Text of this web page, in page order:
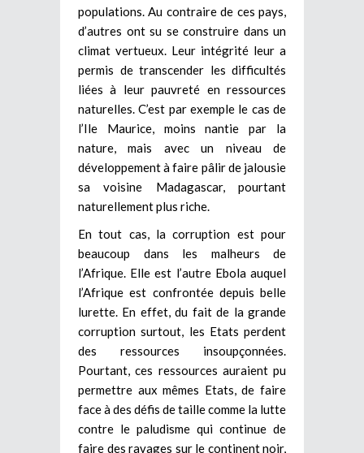
populations. Au contraire de ces pays,
d’autres ont su se construire dans un
climat vertueux. Leur intégrité leur a
permis de transcender les difficultés
liées à leur pauvreté en ressources
naturelles. C’est par exemple le cas de
l’Ile Maurice, moins nantie par la
nature, mais avec un niveau de
développement à faire pâlir de jalousie
sa voisine Madagascar, pourtant
naturellement plus riche.
En tout cas, la corruption est pour
beaucoup dans les malheurs de
l’Afrique. Elle est l’autre Ebola auquel
l’Afrique est confrontée depuis belle
lurette. En effet, du fait de la grande
corruption surtout, les Etats perdent
des ressources insoupçonnées.
Pourtant, ces ressources auraient pu
permettre aux mêmes Etats, de faire
face à des défis de taille comme la lutte
contre le paludisme qui continue de
faire des ravages sur le continent noir,